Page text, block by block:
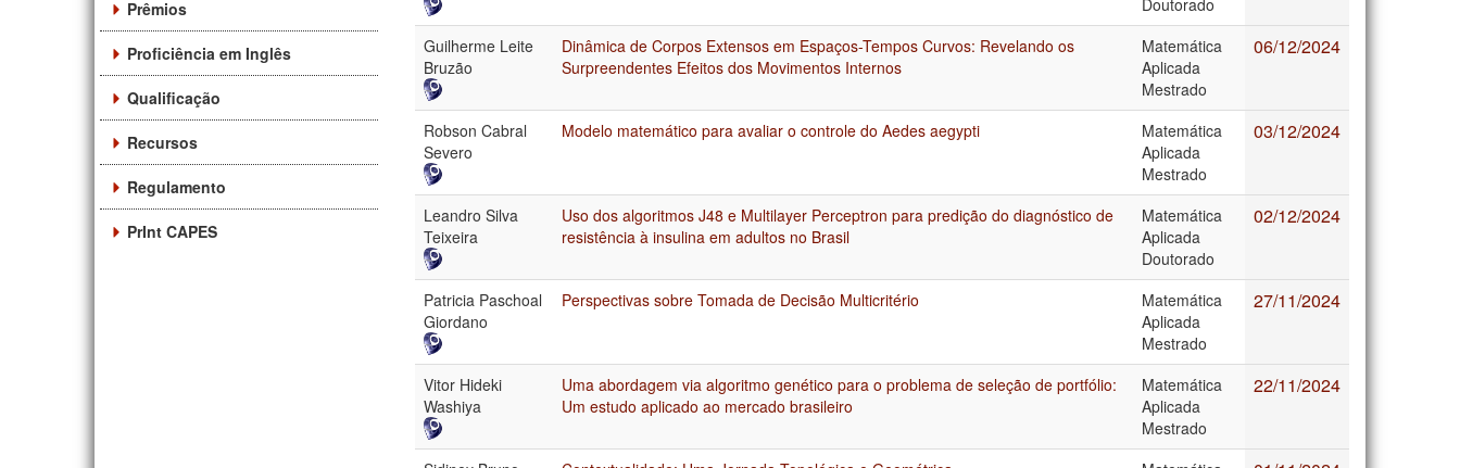
Prêmios
Proficiência em Inglês
Qualificação
Recursos
Regulamento
PrInt CAPES
Guilherme Leite
Bruzão
Dinâmica de Corpos Extensos em Espaços-Tempos Curvos: Revelando os
Surpreendentes Efeitos dos Movimentos Internos
Matemática
Aplicada
Mestrado
06/12/2024
Robson Cabral
Severo
Modelo matemático para avaliar o controle do Aedes aegypti
Matemática
Aplicada
Mestrado
03/12/2024
Leandro Silva
Teixeira
Uso dos algoritmos J48 e Multilayer Perceptron para predição do diagnóstico de
resistência à insulina em adultos no Brasil
Matemática
Aplicada
Doutorado
02/12/2024
Patricia Paschoal
Giordano
Perspectivas sobre Tomada de Decisão Multicritério
Matemática
Aplicada
Mestrado
27/11/2024
Vitor Hideki
Washiya
Uma abordagem via algoritmo genético para o problema de seleção de portfólio:
Um estudo aplicado ao mercado brasileiro
Matemática
Aplicada
Mestrado
22/11/2024